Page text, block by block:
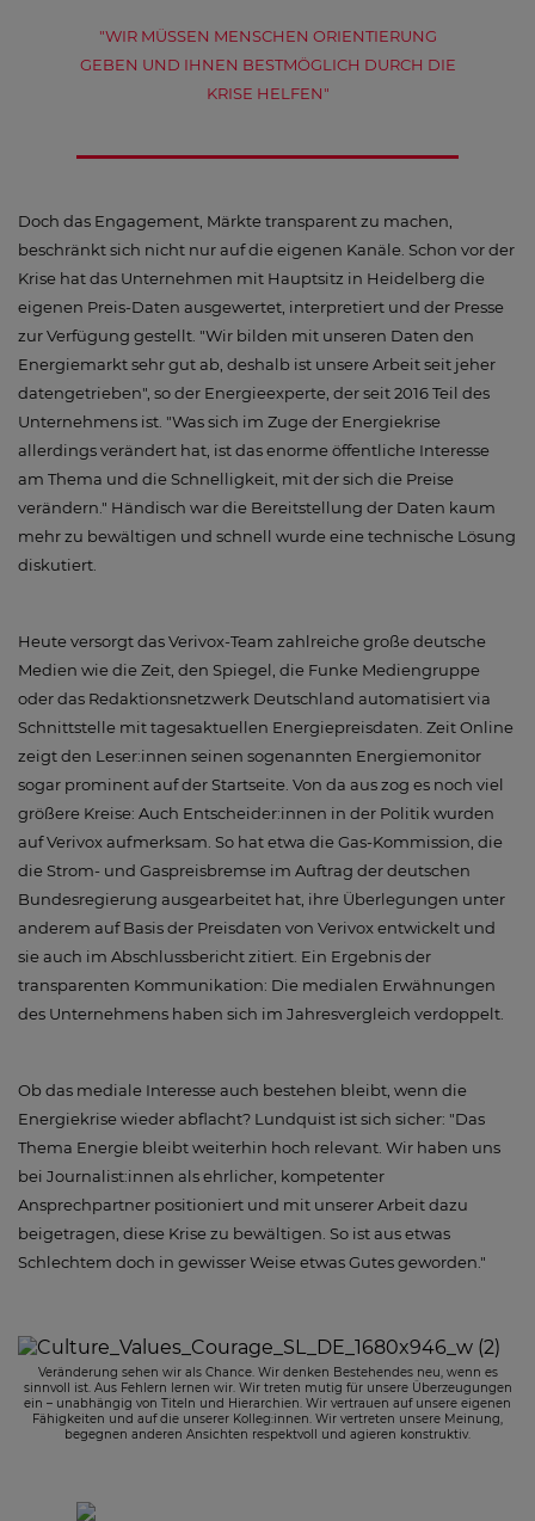
"WIR MÜSSEN MENSCHEN ORIENTIERUNG
GEBEN UND IHNEN BESTMÖGLICH DURCH DIE
KRISE HELFEN"
Doch das Engagement, Märkte transparent zu machen,
beschränkt sich nicht nur auf die eigenen Kanäle. Schon vor der
Krise hat das Unternehmen mit Hauptsitz in Heidelberg die
eigenen Preis-Daten ausgewertet, interpretiert und der Presse
zur Verfügung gestellt. "Wir bilden mit unseren Daten den
Energiemarkt sehr gut ab, deshalb ist unsere Arbeit seit jeher
datengetrieben", so der Energieexperte, der seit 2016 Teil des
Unternehmens ist. "Was sich im Zuge der Energiekrise
allerdings verändert hat, ist das enorme öffentliche Interesse
am Thema und die Schnelligkeit, mit der sich die Preise
verändern." Händisch war die Bereitstellung der Daten kaum
mehr zu bewältigen und schnell wurde eine technische Lösung
diskutiert.
Heute versorgt das Verivox-Team zahlreiche große deutsche
Medien wie die Zeit, den Spiegel, die Funke Mediengruppe
oder das Redaktionsnetzwerk Deutschland automatisiert via
Schnittstelle mit tagesaktuellen Energiepreisdaten. Zeit Online
zeigt den Leser:innen seinen sogenannten Energiemonitor
sogar prominent auf der Startseite. Von da aus zog es noch viel
größere Kreise: Auch Entscheider:innen in der Politik wurden
auf Verivox aufmerksam. So hat etwa die Gas-Kommission, die
die Strom- und Gaspreisbremse im Auftrag der deutschen
Bundesregierung ausgearbeitet hat, ihre Überlegungen unter
anderem auf Basis der Preisdaten von Verivox entwickelt und
sie auch im Abschlussbericht zitiert. Ein Ergebnis der
transparenten Kommunikation: Die medialen Erwähnungen
des Unternehmens haben sich im Jahresvergleich verdoppelt.
Ob das mediale Interesse auch bestehen bleibt, wenn die
Energiekrise wieder abflacht? Lundquist ist sich sicher: "Das
Thema Energie bleibt weiterhin hoch relevant. Wir haben uns
bei Journalist:innen als ehrlicher, kompetenter
Ansprechpartner positioniert und mit unserer Arbeit dazu
beigetragen, diese Krise zu bewältigen. So ist aus etwas
Schlechtem doch in gewisser Weise etwas Gutes geworden."
Veränderung sehen wir als Chance. Wir denken Bestehendes neu, wenn es
sinnvoll ist. Aus Fehlern lernen wir. Wir treten mutig für unsere Überzeugungen
ein – unabhängig von Titeln und Hierarchien. Wir vertrauen auf unsere eigenen
Fähigkeiten und auf die unserer Kolleg:innen. Wir vertreten unsere Meinung,
begegnen anderen Ansichten respektvoll und agieren konstruktiv.